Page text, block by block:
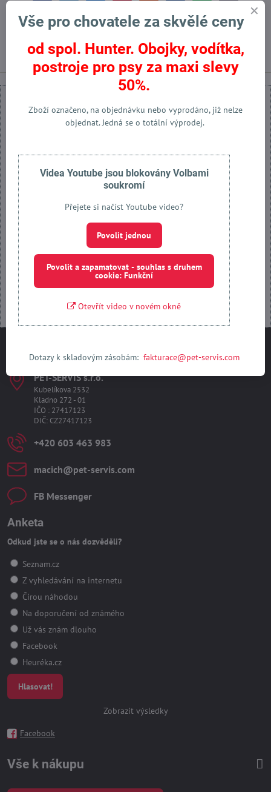
mail
Předchozí produkt Následující produkt
Přejete si načíst externí obsah?
Povolit a zapamatovat - souhlas s druhem cookie: Funkční
Otevřít obsah v novém okně
Kontakty
PET-SERVIS s​.r​.o​.
Kubelíkova 2532
Kladno 272 - 01
IČO : 27417123
DIČ: CZ27417123
+420 603 463 983
macich​@pet-servis​.com
FB Messenger
Anketa
Odkud jste se o nás dozvěděli?
Seznam.cz
Z vyhledávání na internetu
Čirou náhodou
Na doporučení od známého
Už vás znám dlouho
Facebook
Heuréka.cz
Hlasovat!
Zobrazit výsledky
Facebook
Vše k nákupu
Vše pro chovatele za skvělé ceny
od spol. Hunter. Obojky, vodítka,
postroje pro psy za maxi slevy
50%.
Zboží označeno, na objednávku nebo vyprodáno, již nelze
objednat. Jedná se o totální výprodej.
Videa Youtube jsou blokovány Volbami
soukromí
Přejete si načíst Youtube video?
Povolit jednou
Povolit a zapamatovat - souhlas s druhem
cookie: Funkční
Otevřít video v novém okně
Dotazy k skladovým zásobám:fakturace@pet-servis.com